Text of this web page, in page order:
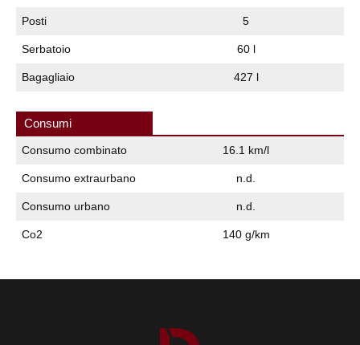
Posti 5
Serbatoio 60 l
Bagagliaio 427 l
Consumi
Consumo combinato 16.1 km/l
Consumo extraurbano n.d.
Consumo urbano n.d.
Co2 140 g/km